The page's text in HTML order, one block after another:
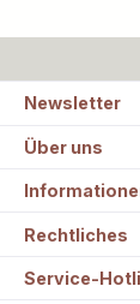
Newsletter
Über uns
Rechtliches
Service-